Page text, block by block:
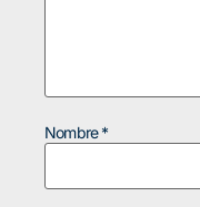
Nombre*